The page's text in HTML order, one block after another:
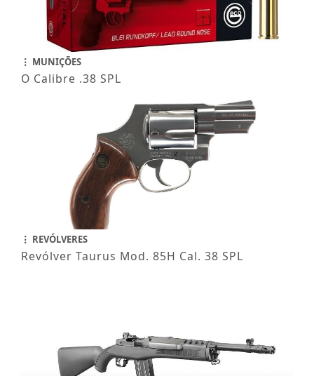
MUNIÇÕES
O Calibre .38 SPL
REVÓLVERES
Revólver Taurus Mod. 85H Cal. 38 SPL